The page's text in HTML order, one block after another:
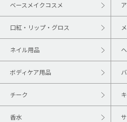
ベースメイクコスメ
口紅・リップ・グロス
ネイル用品
ボディケア用品
チーク
香水